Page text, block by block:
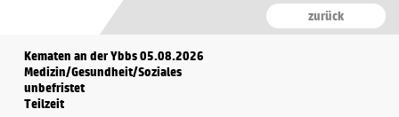
zurück
Kematen an der Ybbs 05.08.2026
Medizin/Gesundheit/Soziales
unbefristet
Teilzeit